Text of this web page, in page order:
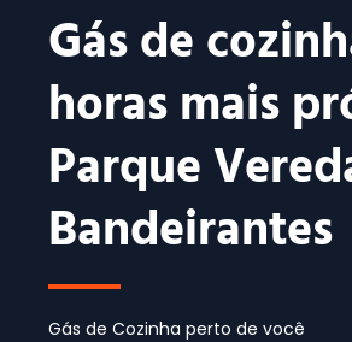
Gás de
horas mais
Parque
Bandeirantes
Gás de Cozinha perto de você